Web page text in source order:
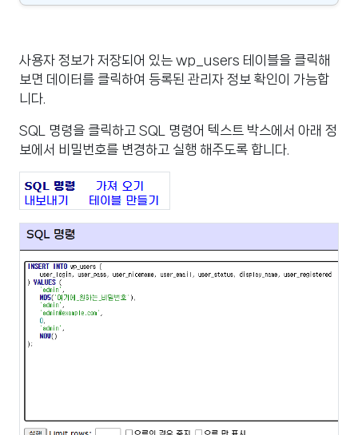
사용자 정보가 저장되어 있는 wp_users 테이블을 클릭해
보면 데이터를 클릭하여 등록된 관리자 정보 확인이 가능합
니다.
SQL 명령을 클릭하고 SQL 명령어 텍스트 박스에서 아래 정
보에서 비밀번호를 변경하고 실행 해주도록 합니다.